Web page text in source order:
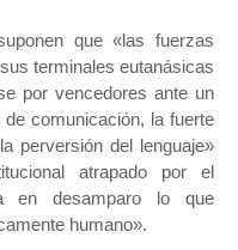
que «las fuerzas
terminales eutanásicas
por vencedores ante un
comunicación, la fuerte
perversión del lenguaje»
atrapado por el
en desamparo lo que
humano».